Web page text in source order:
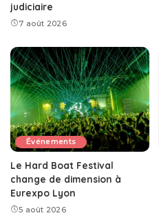
judiciaire
7 août 2026
Événements
Le Hard Boat Festival
change de dimension à
Eurexpo Lyon
5 août 2026